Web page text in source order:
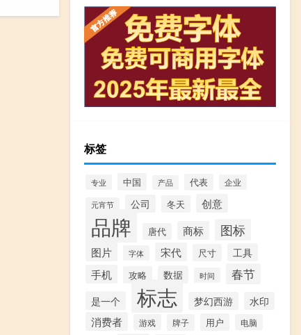
标签
专业 中国 产品 代表 企业
元宵节 公司 冬天 创意
品牌 唐代 商标 图标
图片 字体 宋代 尺寸 工具
手机 攻略 数据 时间 春节
是一个 标志 梦幻西游 水印
消费者 游戏 牌子 用户 电脑